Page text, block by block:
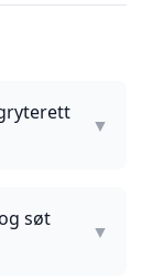
▼
søt
▼